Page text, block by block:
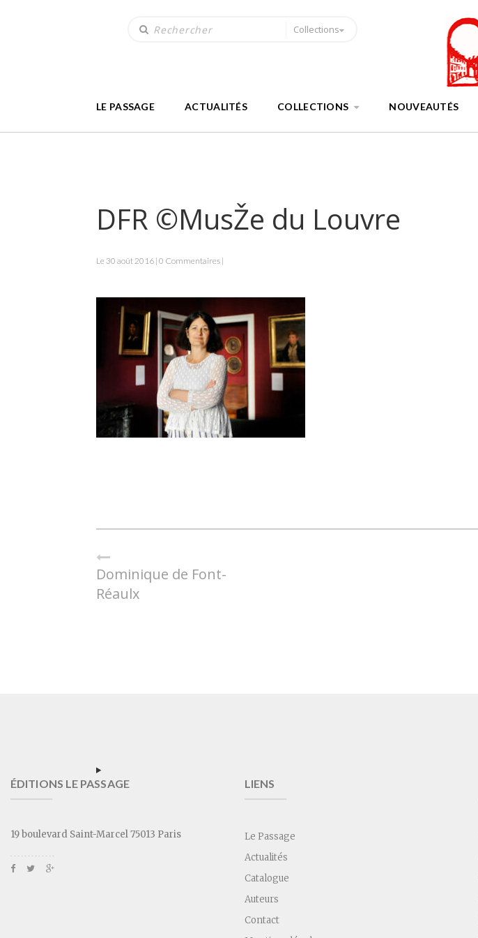
Collections
LE PASSAGE ACTUALITÉS COLLECTIONS NOUVEAUTÉS
DFR ©MusŽe du Louvre
Le 30 août 2016 | 0 Commentaires |
Dominique de Font-
Réaulx
ÉDITIONS LE PASSAGE
19 boulevard Saint-Marcel 75013 Paris
LIENS
Le Passage
Actualités
Catalogue
Auteurs
Contact